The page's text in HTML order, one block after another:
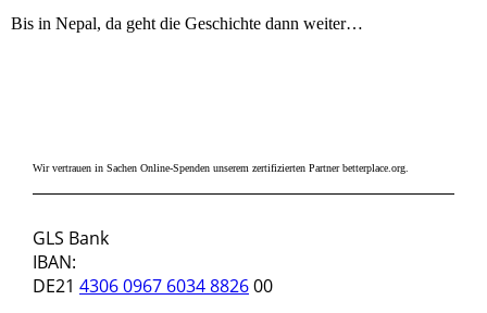
Bis in Nepal, da geht die Geschichte dann weiter…
Wir vertrauen in Sachen Online-Spenden unserem zertifizierten Partner betterplace.org.
GLS Bank
IBAN:
DE21 4306 0967 6034 882600